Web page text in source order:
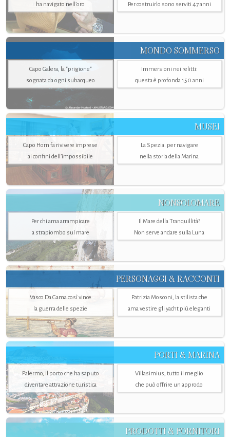
ha navigato nell’oro
Per costruirlo sono serviti 47 anni
MONDO SOMMERSO
Capo Galera, la "prigione"
sognata da ogni subacqueo
Immersioni nei relitti:
questa è profonda 150 anni
MUSEI
Capo Horn fa rivivere imprese
ai confini dell’impossibile
La Spezia. per navigare
nella storia della Marina
NONSOLOMARE
Per chi ama arrampicare
a strapiombo sul mare
Il Mare della Tranquillità?
Non serve andare sulla Luna
PERSONAGGI & RACCONTI
Vasco Da Gama così vince
la guerra delle spezie
Patrizia Mosconi, la stilista che
ama vestire gli yacht più eleganti
PORTI & MARINA
Palermo, il porto che ha saputo
diventare attrazione turistica
Villasimius, tutto il meglio
che può offrire un approdo
PRODOTTI & FORNITORI